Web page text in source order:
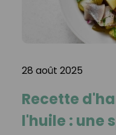
28 août 2025
Recette
l'huile : une